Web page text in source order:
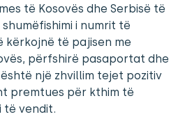
të Kosovës dhe Serbisë të
i numrit të
të pajisen me
përfshirë pasaportat dhe
një zhvillim tejet pozitiv
premtues për kthim të
të vendit.